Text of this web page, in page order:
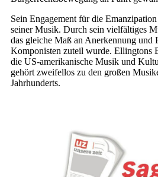
Sein Engagement für die
seiner Musik. Durch sein vielfältiges
das gleiche Maß an Anerkennung und
Komponisten zuteil wurde. Ellingtons
die US-amerikanische Musik und
gehört zweifellos zu den großen
Jahrhunderts.